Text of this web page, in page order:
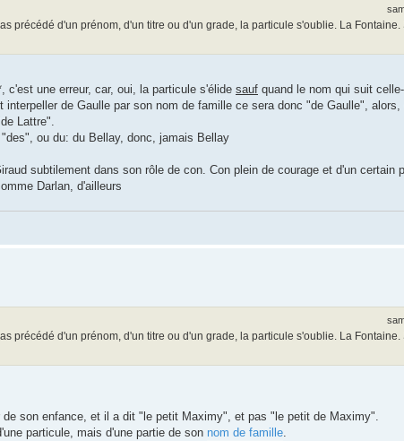
précédé d'un prénom, d'un titre ou d'un grade, la particule s'oublie. La Fontaine.
c'est une erreur, car, oui, la particule s'élide sauf quand le nom qui suit
de Gaulle par son nom de famille ce sera donc "de Gaulle",
Lattre".
ou du: du Bellay, donc, jamais Bellay
subtilement dans son rôle de con. Con plein de courage et d'un certain
Darlan, d'ailleurs
précédé d'un prénom, d'un titre ou d'un grade, la particule s'oublie. La Fontaine.
son enfance, et il a dit "le petit Maximy", et pas "le petit de Maximy".
particule, mais d'une partie de son nom de famille.